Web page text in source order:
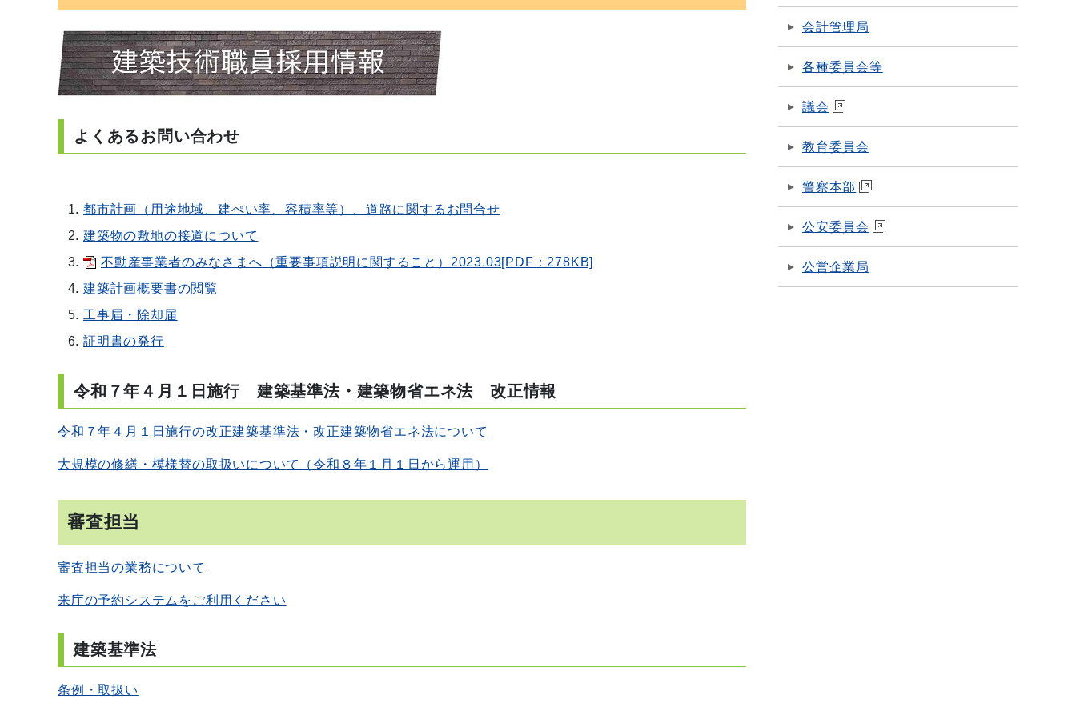
よくあるお問い合わせ
都市計画（用途地域、建ぺい率、容積率等）、道路に関するお問合せ
建築物の敷地の接道について
不動産事業者のみなさまへ（重要事項説明に関すること）2023.03[PDF：278KB]
建築計画概要書の閲覧
工事届・除却届
証明書の発行
令和７年４月１日施行 建築基準法・建築物省エネ法 改正情報
令和７年４月１日施行の改正建築基準法・改正建築物省エネ法について
大規模の修繕・模様替の取扱いについて（令和８年１月１日から運用）
審査担当
審査担当の業務について
来庁の予約システムをご利用ください
建築基準法
条例・取扱い
会計管理局
各種委員会等
議会
教育委員会
警察本部
公安委員会
公営企業局